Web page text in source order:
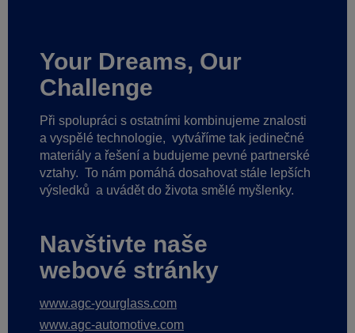
Your Dreams, Our
Challenge
Při spolupráci s ostatními kombinujeme znalosti
a vyspělé technologie, vytváříme tak jedinečné
materiály a řešení a budujeme pevné partnerské
vztahy. To nám pomáhá dosahovat stále lepších
výsledků a uvádět do života smělé myšlenky.
Navštivte naše
webové stránky
www.agc-yourglass.com
www.agc-automotive.com